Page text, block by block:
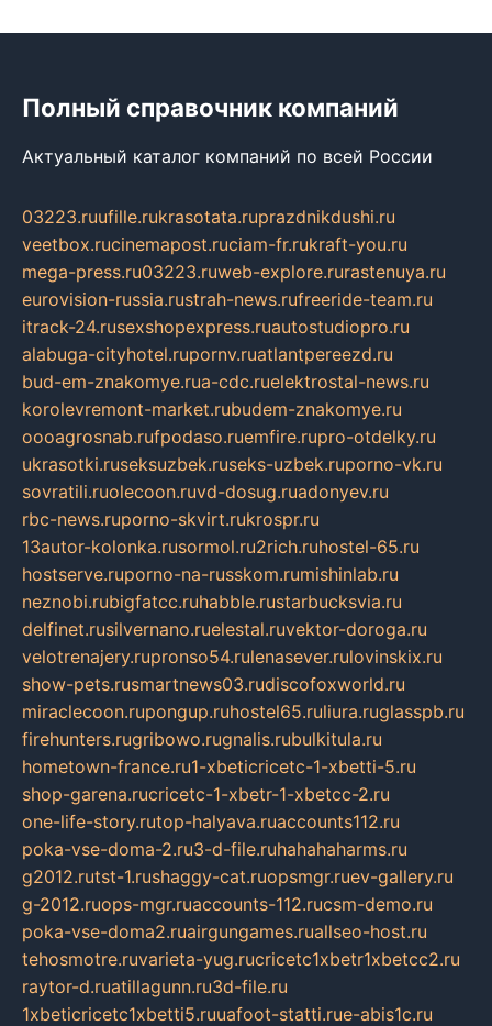
Полный справочник компаний
Актуальный каталог компаний по всей России
03223.ruufille.rukrasotata.ruprazdnikdushi.ru
veetbox.rucinemapost.ruciam-fr.rukraft-you.ru
mega-press.ru03223.ruweb-explore.rurastenuya.ru
eurovision-russia.rustrah-news.rufreeride-team.ru
itrack-24.rusexshopexpress.ruautostudiopro.ru
alabuga-cityhotel.rupornv.ruatlantpereezd.ru
bud-em-znakomye.rua-cdc.ruelektrostal-news.ru
korolevremont-market.rubudem-znakomye.ru
oooagrosnab.rufpodaso.ruemfire.rupro-otdelky.ru
ukrasotki.ruseksuzbek.ruseks-uzbek.ruporno-vk.ru
sovratili.ruolecoon.ruvd-dosug.ruadonyev.ru
rbc-news.ruporno-skvirt.rukrospr.ru
13autor-kolonka.rusormol.ru2rich.ruhostel-65.ru
hostserve.ruporno-na-russkom.rumishinlab.ru
neznobi.rubigfatcc.ruhabble.rustarbucksvia.ru
delfinet.rusilvernano.ruelestal.ruvektor-doroga.ru
velotrenajery.rupronso54.rulenasever.rulovinskix.ru
show-pets.rusmartnews03.rudiscofoxworld.ru
miraclecoon.rupongup.ruhostel65.ruliura.ruglasspb.ru
firehunters.rugribowo.rugnalis.rubulkitula.ru
hometown-france.ru1-xbeticricetc-1-xbetti-5.ru
shop-garena.rucricetc-1-xbetr-1-xbetcc-2.ru
one-life-story.rutop-halyava.ruaccounts112.ru
poka-vse-doma-2.ru3-d-file.ruhahahaharms.ru
g2012.rutst-1.rushaggy-cat.ruopsmgr.ruev-gallery.ru
g-2012.ruops-mgr.ruaccounts-112.rucsm-demo.ru
poka-vse-doma2.ruairgungames.ruallseo-host.ru
tehosmotre.ruvarieta-yug.rucricetc1xbetr1xbetcc2.ru
raytor-d.ruatillagunn.ru3d-file.ru
1xbeticricetc1xbetti5.ruuafoot-statti.rue-abis1c.ru